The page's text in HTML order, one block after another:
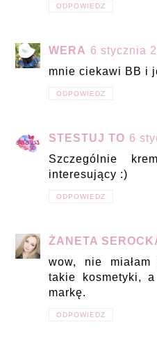
ODPOWIEDZ
WERA 6 stycznia
mnie ciekawi BB i
ODPOWIEDZ
STESTUJ TO 6
Szczególnie
interesujący :)
ODPOWIEDZ
ŻANETA
wow, nie
takie kosmetyki,
markę.
ODPOWIEDZ